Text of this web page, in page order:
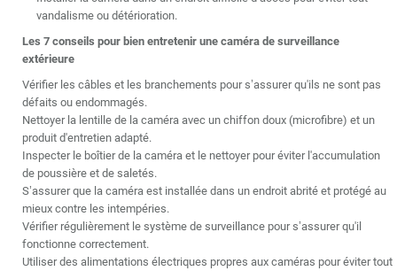
vandalisme ou détérioration.
Les 7 conseils pour bien entretenir une caméra de surveillance
extérieure
Vérifier les câbles et les branchements pour s’assurer qu'ils ne sont pas
défaits ou endommagés.
Nettoyer la lentille de la caméra avec un chiffon doux (microfibre) et un
produit d'entretien adapté.
Inspecter le boîtier de la caméra et le nettoyer pour éviter l'accumulation
de poussière et de saletés.
S’assurer que la caméra est installée dans un endroit abrité et protégé au
mieux contre les intempéries.
Vérifier régulièrement le système de surveillance pour s’assurer qu'il
fonctionne correctement.
Utiliser des alimentations électriques propres aux caméras pour éviter tout